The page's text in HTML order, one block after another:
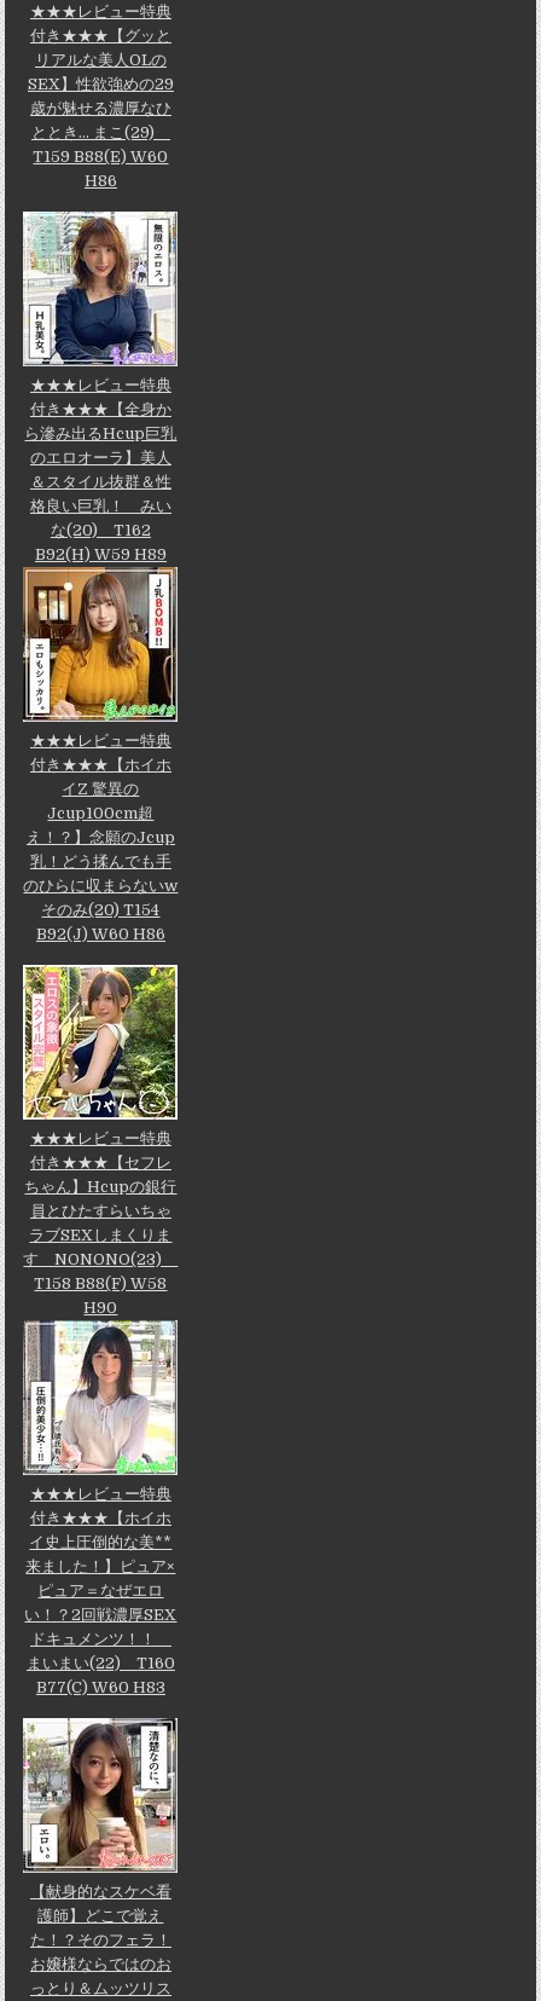
★★★レビュー特典
付き★★★【グッと
リアルな美人OLの
SEX】性欲強めの29
歳が魅せる濃厚なひ
ととき... まこ(29)
T159 B88(E) W60
H86
★★★レビュー特典
付き★★★【全身か
ら滲み出るHcup巨乳
のエロオーラ】美人
＆スタイル抜群＆性
格良い巨乳！ みい
な(20) T162
B92(H) W59 H89
★★★レビュー特典
付き★★★【ホイホ
イZ 驚異の
Jcup100cm超
え！？】念願のJcup
乳！どう揉んでも手
のひらに収まらないw
そのみ(20) T154
B92(J) W60 H86
★★★レビュー特典
付き★★★【セフレ
ちゃん】Hcupの銀行
員とひたすらいちゃ
ラブSEXしまくりま
す NONONO(23)
T158 B88(F) W58
H90
★★★レビュー特典
付き★★★【ホイホ
イ史上圧倒的な美**
来ました！】ピュア×
ピュア＝なぜエロ
い！？2回戦濃厚SEX
ドキュメンツ！！
まいまい(22) T160
B77(C) W60 H83
【献身的なスケベ看
護師】どこで覚え
た！？そのフェラ！
お嬢様ならではのお
っとり＆ムッツリス